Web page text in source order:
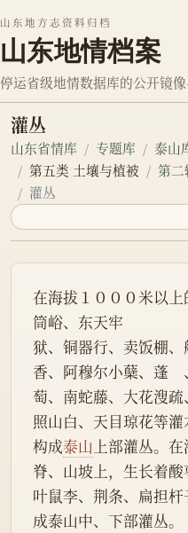
山东地方志资料归档
山东地情档案
停运省级地情数据库的公开镜像
灌丛
山东省情库 专题库 泰山
第五类 土壤与植被
第
灌丛
在海拔１０００米以
筒峪、东天牢
狱、铜器行、卖饭棚
香、阿穆尔小蘖、蓬　
萄、南蛇藤、大花溲疏
照山白、天目琼花等灌
构成泰山 上部灌丛。
脊、山坡上，生长着酸
叶鼠李、荆条、扁担
成泰山中、下部灌丛。